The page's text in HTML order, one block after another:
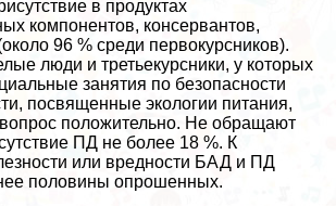
в продуктах
компонентов, консервантов,
96 % среди первокурсников).
люди и третьекурсники, у которых
занятия по безопасности
посвященные экологии питания,
вопрос положительно. Не обращают
ПД не более 18 %. К
или вредности БАД и ПД
половины опрошенных.